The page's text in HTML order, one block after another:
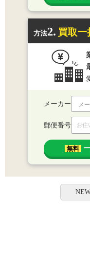
方法2. 買取一
メーカー
郵便番号
無料